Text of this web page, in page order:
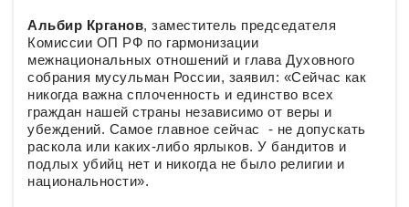
Альбир Крганов, заместитель председателя
Комиссии ОП РФ по гармонизации
межнациональных отношений и глава Духовного
собрания мусульман России, заявил: «Сейчас как
никогда важна сплоченность и единство всех
граждан нашей страны независимо от веры и
убеждений. Самое главное сейчас - не допускать
раскола или каких-либо ярлыков. У бандитов и
подлых убийц нет и никогда не было религии и
национальности».